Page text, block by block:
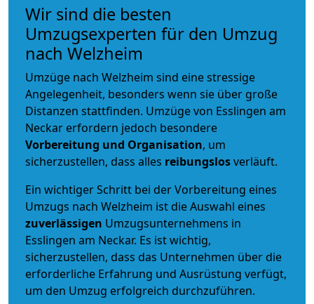
Wir sind die besten
Umzugsexperten für den Umzug
nach Welzheim
Umzüge nach Welzheim sind eine stressige
Angelegenheit, besonders wenn sie über große
Distanzen stattfinden. Umzüge von Esslingen am
Neckar erfordern jedoch besondere
Vorbereitung und Organisation, um
sicherzustellen, dass alles reibungslosverläuft.
Ein wichtiger Schritt bei der Vorbereitung eines
Umzugs nach Welzheim ist die Auswahl eines
zuverlässigen Umzugsunternehmens in
Esslingen am Neckar. Es ist wichtig,
sicherzustellen, dass das Unternehmen über die
erforderliche Erfahrung und Ausrüstung verfügt,
um den Umzug erfolgreich durchzuführen.